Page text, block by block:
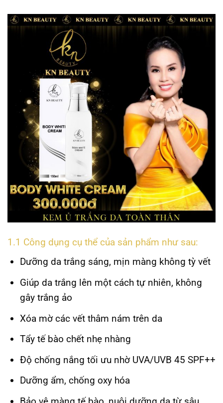
1.1 Công dụng cụ thể của sản phẩm như sau:
Dưỡng da trắng sáng, mịn màng không tỳ vết
Giúp da trắng lên một cách tự nhiên, không
gây trắng ảo
Xóa mờ các vết thâm nám trên da
Tẩy tế bào chết nhẹ nhàng
Độ chống nắng tối ưu nhờ UVA/UVB 45 SPF++
Dưỡng ẩm, chống oxy hóa